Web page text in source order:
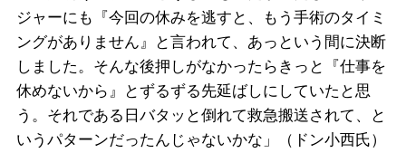
ジャーにも『今回の休みを逃すと、もう手術のタイミ
ングがありません』と言われて、あっという間に決断
しました。そんな後押しがなかったらきっと『仕事を
休めないから』とずるずる先延ばしにしていたと思
う。それである日バタッと倒れて救急搬送されて、と
いうパターンだったんじゃないかな」（ドン小西氏）